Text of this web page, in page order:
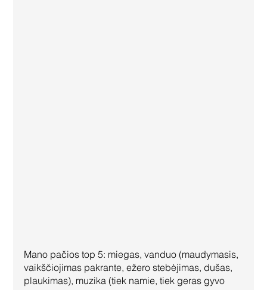
Mano pačios top 5: miegas, vanduo (maudymasis,
vaikščiojimas pakrante, ežero stebėjimas, dušas,
plaukimas), muzika (tiek namie, tiek geras gyvo